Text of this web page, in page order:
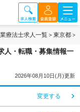
療法士求人一覧 東京都
人・転職・募集情報一
2026年08月10日(月)更新
変更する